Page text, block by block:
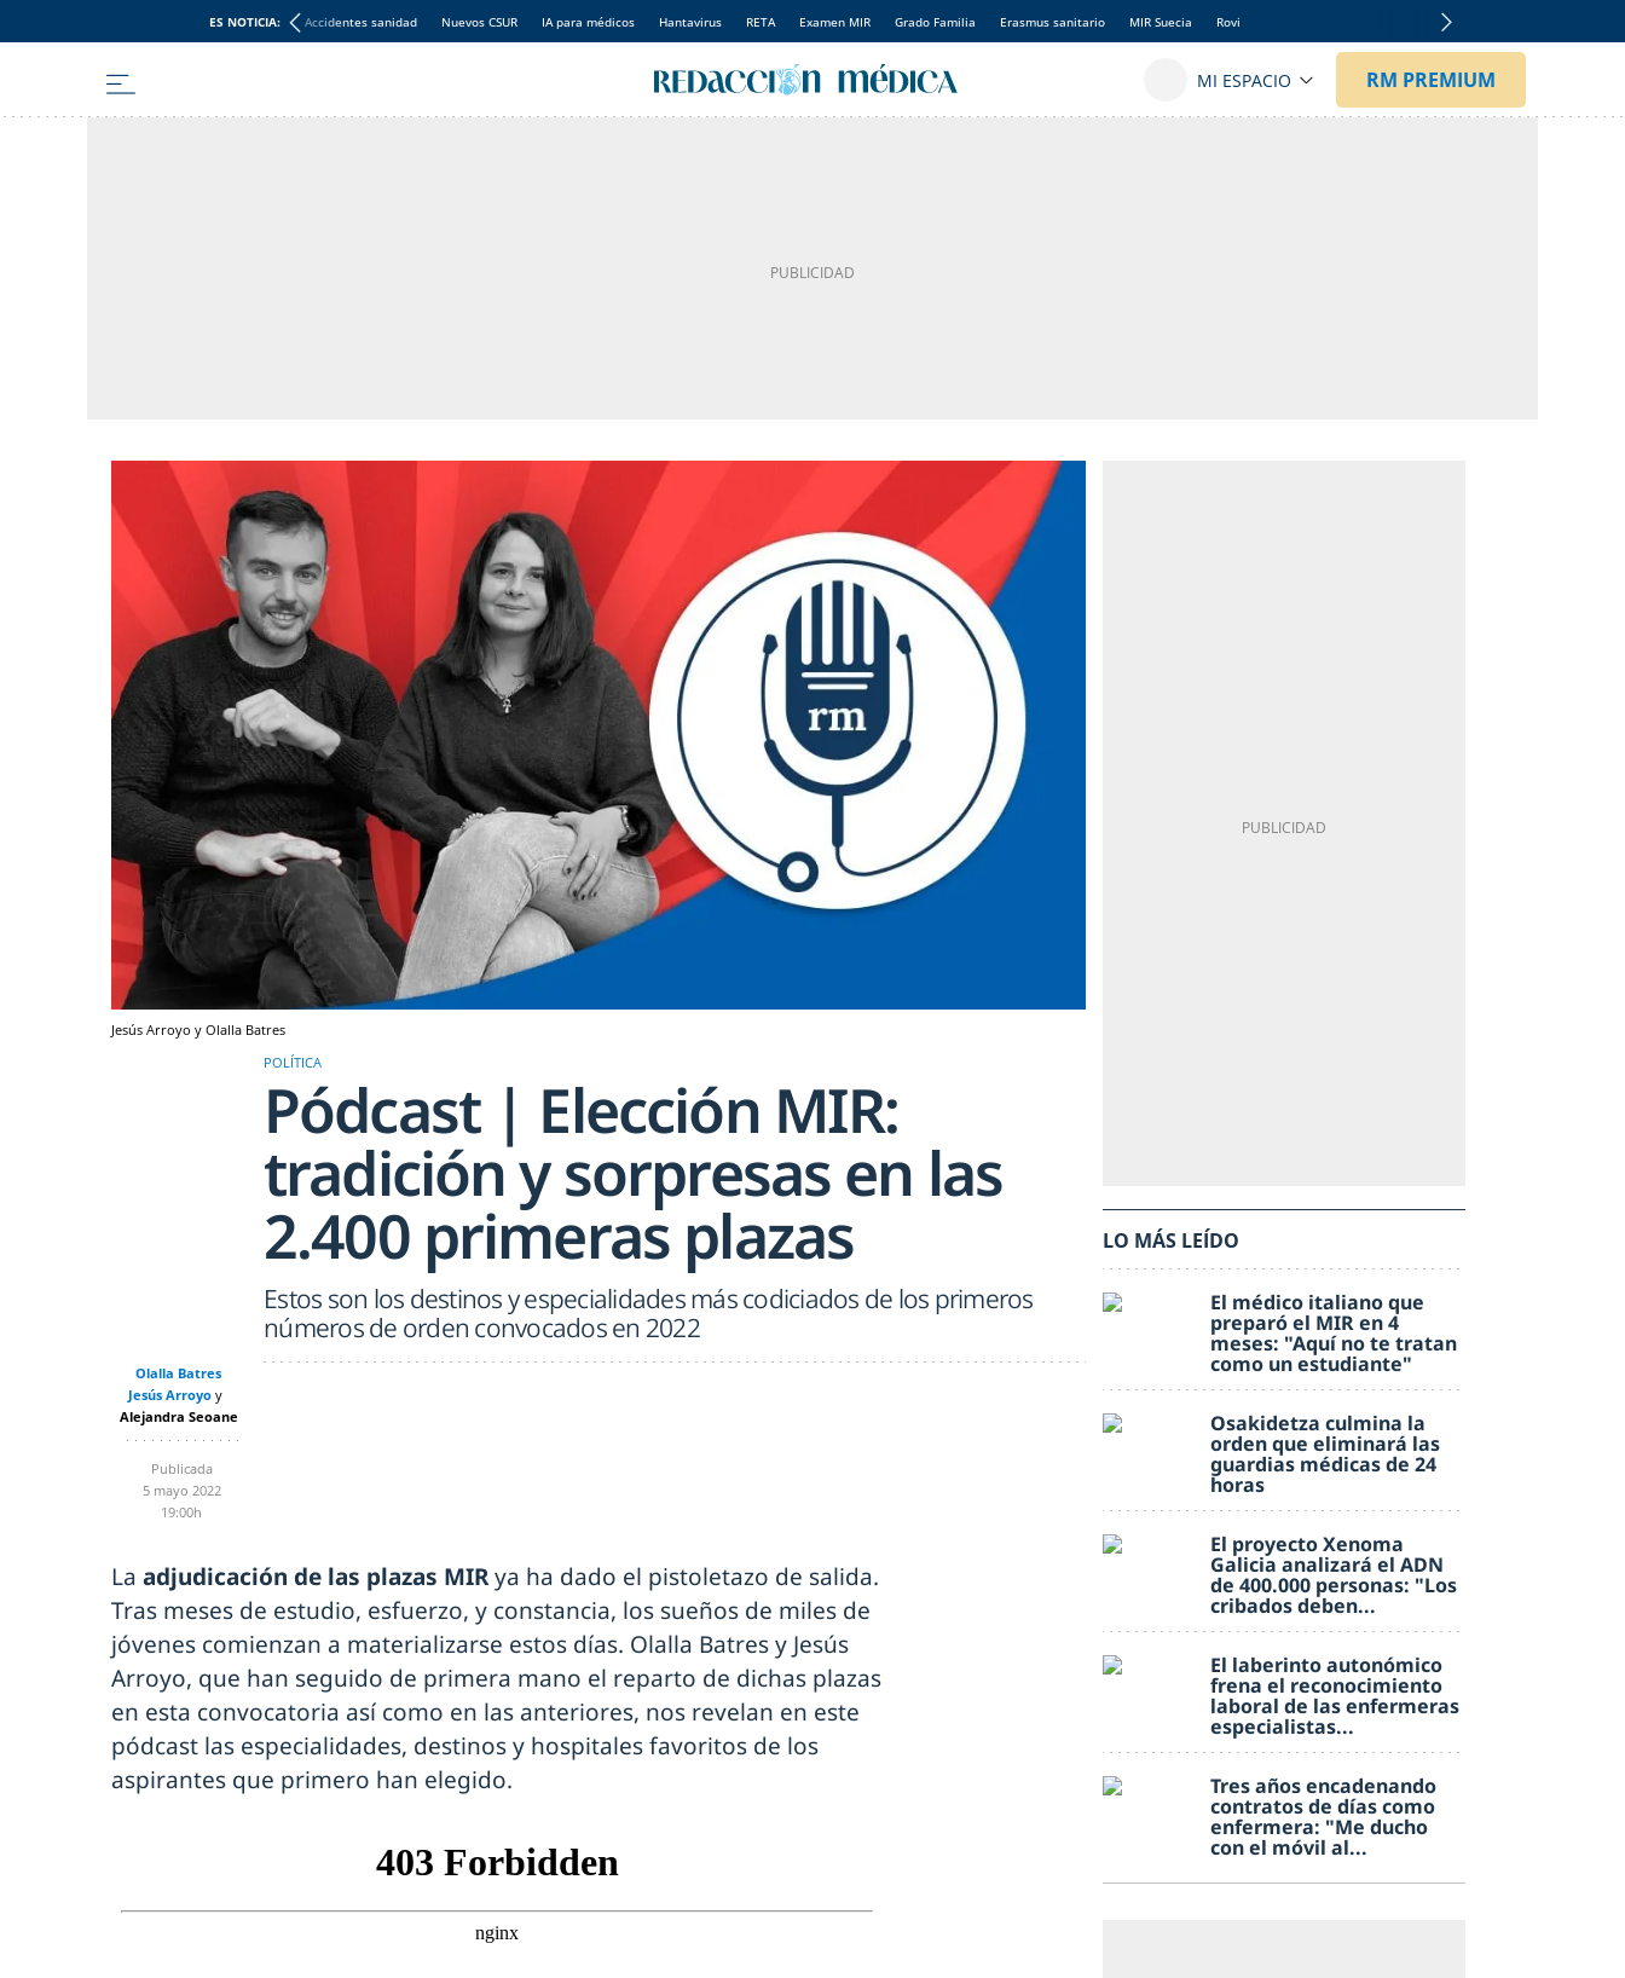
ES NOTICIA: Accidentes sanidad Nuevos CSUR IA para médicos Hantavirus RETA Examen MIR Grado Familia Erasmus sanitario MIR Suecia Rovi
Jesús Arroyo y Olalla Batres
POLÍTICA
Pódcast | Elección MIR:
tradición y sorpresas en las
2.400 primeras plazas
Estos son los destinos y especialidades más codiciados de los primeros
números de orden convocados en 2022
Olalla Batres
Jesús Arroyo
Alejandra Seoane
Publicada
5 mayo 2022
19:00h
La adjudicación de las plazas MIRya ha dado el pistoletazo de salida.
Tras meses de estudio, esfuerzo, y constancia, los sueños de miles de
jóvenes comienzan a materializarse estos días. Olalla Batres y Jesús
Arroyo, que han seguido de primera mano el reparto de dichas plazas
en esta convocatoria así como en las anteriores, nos revelan en este
pódcast las especialidades, destinos y hospitales favoritos de los
aspirantes que primero han elegido.
LO MÁS LEÍDO
El médico italiano que
preparó el MIR en 4
meses: "Aquí no te tratan
como un estudiante"
Osakidetza culmina la
orden que eliminará las
guardias médicas de 24
horas
El proyecto Xenoma
Galicia analizará el ADN
de 400.000 personas: "Los
cribados deben...
El laberinto autonómico
frena el reconocimiento
laboral de las enfermeras
especialistas...
Tres años encadenando
contratos de días como
enfermera: "Me ducho
con el móvil al...